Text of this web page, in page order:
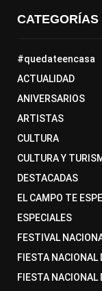
CATEGORÍAS
#quedateencasa
ACTUALIDAD
ANIVERSARIOS
ARTISTAS
CULTURA
CULTURA Y
DESTACADAS
EL CAMPO TE
ESPECIALES
FESTIVAL
FIESTA NACIONAL
FIESTA NACIONAL